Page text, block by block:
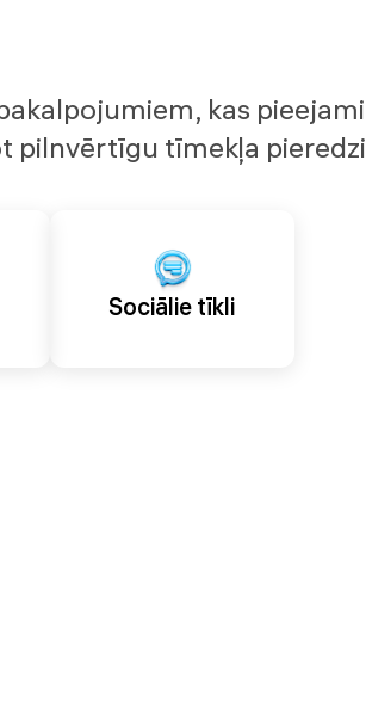
kas pieejami
pilnvērtīgu tīmekļa pieredzi
Sociālie tīkli